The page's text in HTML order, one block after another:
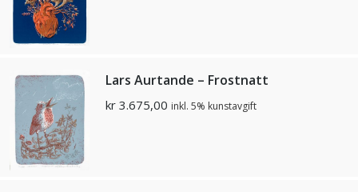
Lars Aurtande – Frostnatt
kr 3.675,00 inkl. 5% kunstavgift